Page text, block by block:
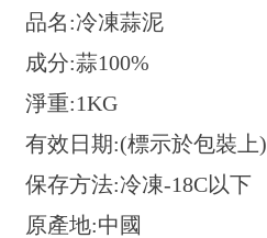
品名:冷凍蒜泥
成分:蒜100%
淨重:1KG
有效日期:(標示於包裝上)
保存方法:冷凍-18C以下
原產地:中國